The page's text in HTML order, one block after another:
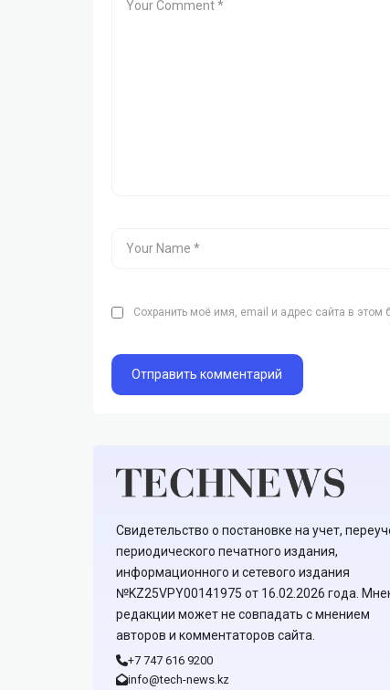
Сохранить моё имя, email и адрес сайта в
Свидетельство о постановке на учет,
периодического печатного издания,
информационного и сетевого издания
№KZ25VPY00141975 от 16.02.2026 года.
редакции может не совпадать с мнением
авторов и комментаторов сайта.
+7 747 616 9200
info@tech-news.kz